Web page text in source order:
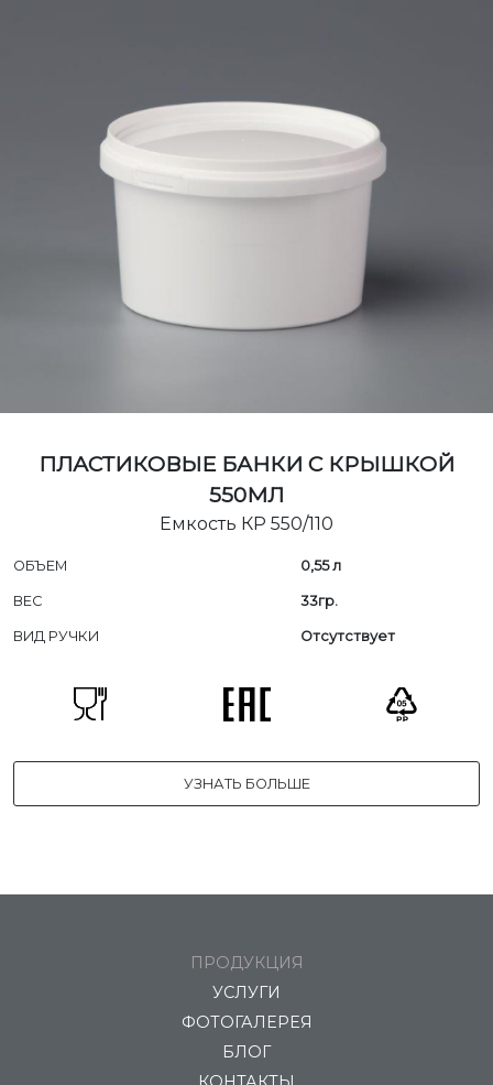
ПЛАСТИКОВЫЕ БАНКИ С КРЫШКОЙ
550МЛ
Емкость КР 550/110
ОБЪЕМ 0,55 л
ВЕС 33гр.
ВИД РУЧКИ Отсутствует
УЗНАТЬ БОЛЬШЕ
ПРОДУКЦИЯ
УСЛУГИ
ФОТОГАЛЕРЕЯ
БЛОГ